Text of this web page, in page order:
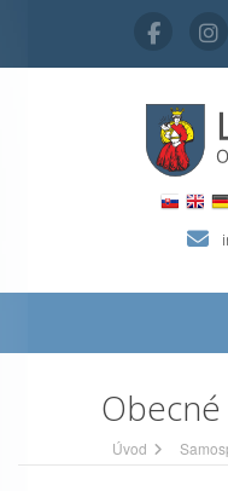
Úvod